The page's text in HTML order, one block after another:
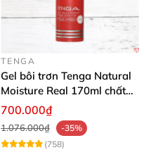
TENGA
Gel bôi trơn Tenga Natural
Moisture Real 170ml chất
lượng cao mềm mượt an
700.000₫
1.076.000₫
-35%
(758)